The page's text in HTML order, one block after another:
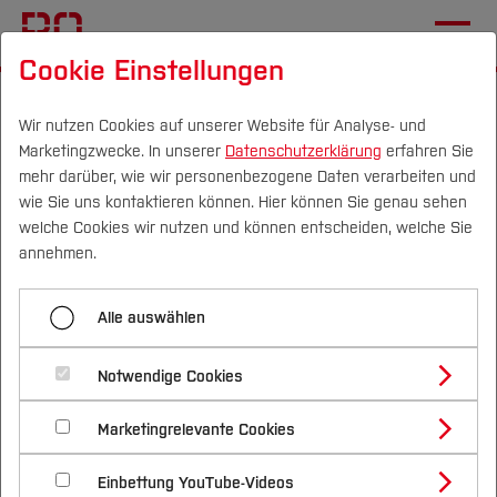
Campus Personen DE|EN Quicklinks
Studium
Studienangebote
Bachelorstudiengänge
Masterstudiengänge
Vor dem Studium
Bewerben & Einschreiben
Bewerbungsportal
Im Studium
Studienbüros und Prüfungen
Nach dem Studium
Forschung & Transfer
Profil
Forschungs- und Transferprofil
Schwerpunkte (FuT)
Beratung & Förderung
Nachhaltigkeit
Nachhaltigkeit studieren
International
Mechatronik und Maschinenbau
Studieren im Fachbereich
Weiterbildungen
SFI - Verkürzte Ausbildung
Die verkürzte und vergünstigte Ausbildung
Schweißfachingenieur
oder Schweißfachingenieurin (SFI) wird von der
SLV Duisburg
angeboten und
Semesterdurchgeführt.
Cookie Einstellungen
Wir nutzen Cookies auf unserer Website für Analyse- und
Marketingzwecke. In unserer Datenschutzerklärung erfahren Sie
mehr darüber, wie wir personenbezogene Daten verarbeiten und
wie Sie uns kontaktieren können. Hier können Sie genau sehen
welche Cookies wir nutzen und können entscheiden, welche Sie
annehmen.
Alle auswählen
Notwendige Cookies
Marketingrelevante Cookies
Einbettung YouTube-Videos